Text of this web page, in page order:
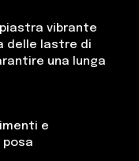
vibrante
delle lastre di
una lunga
e